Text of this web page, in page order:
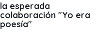
la esperada
colaboración "Yo era
poesía"